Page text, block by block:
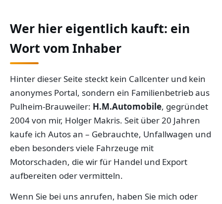
Wer hier eigentlich kauft: ein
Wort vom Inhaber
Hinter dieser Seite steckt kein Callcenter und kein
anonymes Portal, sondern ein Familienbetrieb aus
Pulheim-Brauweiler: H.M.Automobile, gegründet
2004 von mir, Holger Makris. Seit über 20 Jahren
kaufe ich Autos an – Gebrauchte, Unfallwagen und
eben besonders viele Fahrzeuge mit
Motorschaden, die wir für Handel und Export
aufbereiten oder vermitteln.
Wenn Sie bei uns anrufen, haben Sie mich oder